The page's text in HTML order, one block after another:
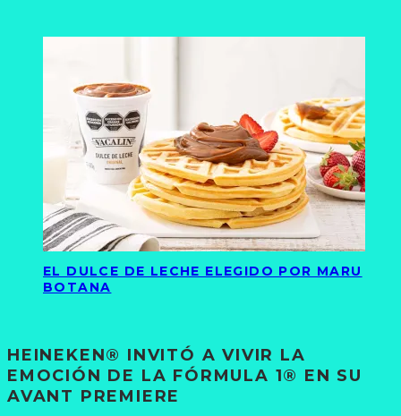
EL DULCE DE LECHE ELEGIDO POR MARU
BOTANA
HEINEKEN® INVITÓ A VIVIR LA
EMOCIÓN DE LA FÓRMULA 1® EN SU
AVANT PREMIERE